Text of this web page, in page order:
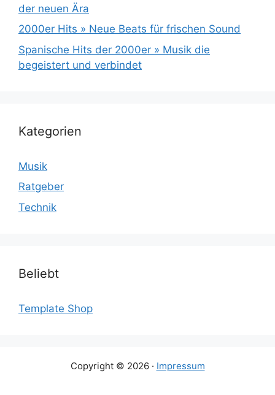
der neuen Ära
2000er Hits » Neue Beats für frischen Sound
Spanische Hits der 2000er » Musik die
begeistert und verbindet
Kategorien
Musik
Ratgeber
Technik
Beliebt
Template Shop
Copyright © 2026 · Impressum